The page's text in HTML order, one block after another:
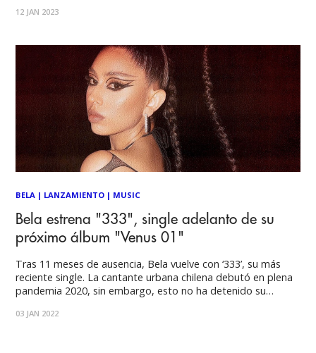
Casita ubicada en Loreto 435. En esta noche,
12 JAN 2023
BELA | LANZAMIENTO | MUSIC
Bela estrena "333", single adelanto de su
próximo álbum "Venus 01"
Tras 11 meses de ausencia, Bela vuelve con ‘333’, su más
reciente single. La cantante urbana chilena debutó en plena
pandemia 2020, sin embargo, esto no ha detenido su
talla como Alemán y Snoop Dogg en ‘Mi Tío Snoop’.
03 JAN 2022